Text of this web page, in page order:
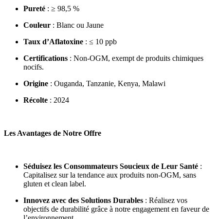
Pureté : ≥ 98,5 %
Couleur : Blanc ou Jaune
Taux d’Aflatoxine : ≤ 10 ppb
Certifications : Non-OGM, exempt de produits chimiques
nocifs.
Origine : Ouganda, Tanzanie, Kenya, Malawi
Récolte : 2024
Les Avantages de Notre Offre
Séduisez les Consommateurs Soucieux de Leur Santé :
Capitalisez sur la tendance aux produits non-OGM, sans
gluten et clean label.
Innovez avec des Solutions Durables : Réalisez vos
objectifs de durabilité grâce à notre engagement en faveur de